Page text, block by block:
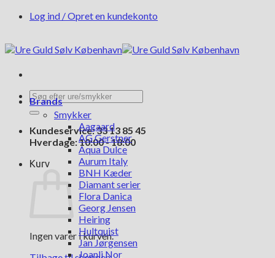
FortsætLog ind / Opret en kundekonto
Søg
efter:
Kundeservice: 33 13 85 45
Hverdage: 10:00 - 18:00
Kurv
Ingen varer i kurven.
Brands
Smykker
Aagaard
AG Gerstner
Aqua Dulce
Aurum Italy
BNH Kæder
Diamant serier
Flora Danica
Georg Jensen
Heiring
Hultquist
Jan Jørgensen
Joanli Nor